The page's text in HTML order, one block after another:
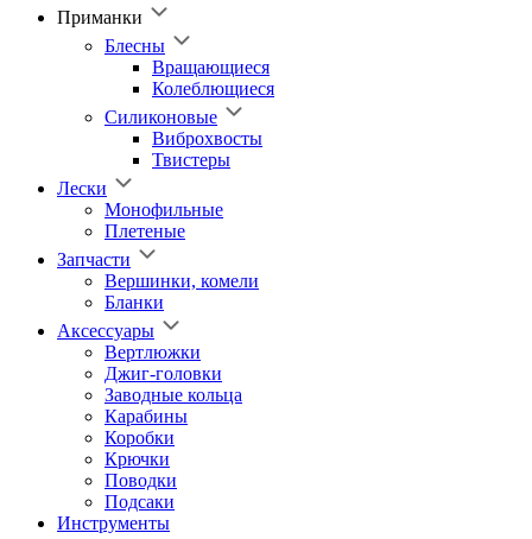
Приманки
Блесны
Вращающиеся
Колеблющиеся
Силиконовые
Виброхвосты
Твистеры
Лески
Монофильные
Плетеные
Запчасти
Вершинки, комели
Бланки
Аксессуары
Вертлюжки
Джиг-головки
Заводные кольца
Карабины
Коробки
Крючки
Поводки
Подсаки
Инструменты